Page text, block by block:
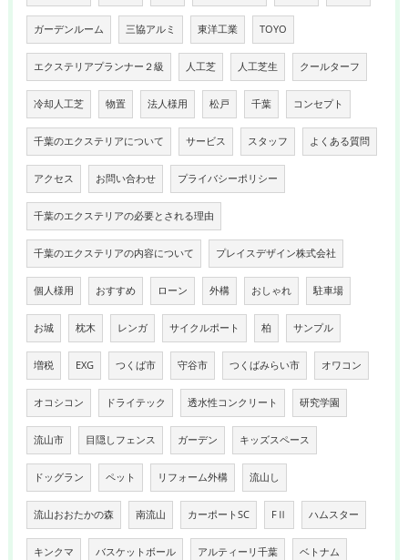
ガーデンルーム 三協アルミ 東洋工業 TOYO
エクステリアプランナー２級 人工芝 人工芝生 クールターフ
冷却人工芝 物置 法人様用 松戸 千葉 コンセプト
千葉のエクステリアについて サービス スタッフ よくある質問
アクセス お問い合わせ プライバシーポリシー
千葉のエクステリアの必要とされる理由
千葉のエクステリアの内容について プレイスデザイン株式会社
個人様用 おすすめ ローン 外構 おしゃれ 駐車場
お城 枕木 レンガ サイクルポート 柏 サンプル
増税 EXG つくば市 守谷市 つくばみらい市 オワコン
オコシコン ドライテック 透水性コンクリート 研究学園
流山市 目隠しフェンス ガーデン キッズスペース
ドッグラン ペット リフォーム外構 流山し
流山おおたかの森 南流山 カーポートSC FⅡ ハムスター
キンクマ バスケットボール アルティーリ千葉 ベトナム